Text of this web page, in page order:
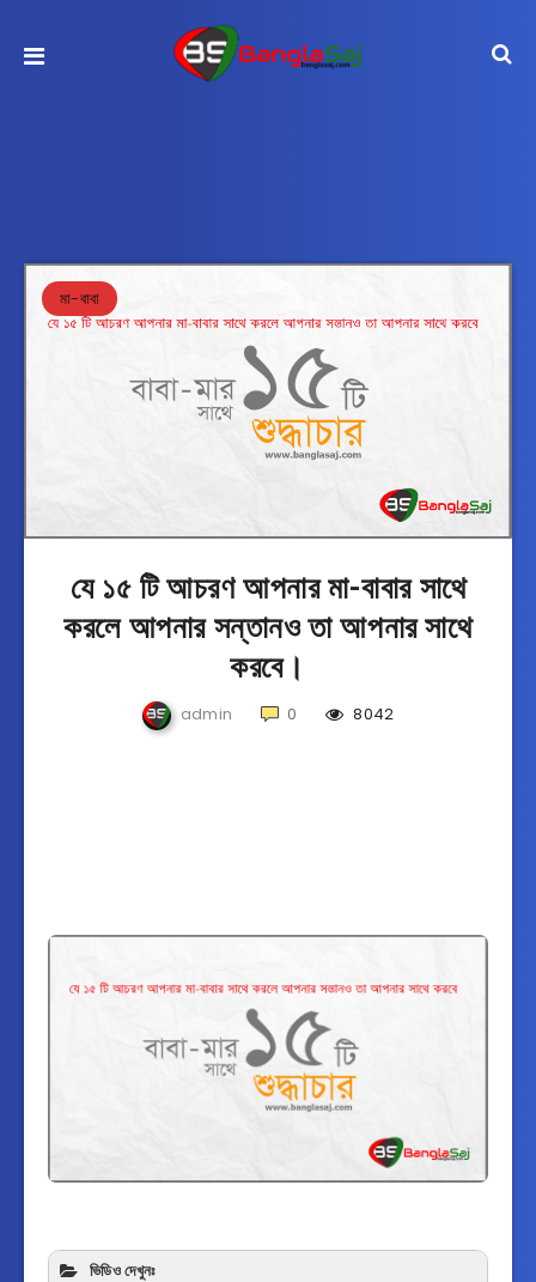
মা-বাবা
⁣যে ১৫ টি আচরণ আপনার মা-বাবার সাথে
করলে আপনার সন্তানও তা আপনার সাথে
করবে।
admin 0 8042
ভিডিও দেখুনঃ